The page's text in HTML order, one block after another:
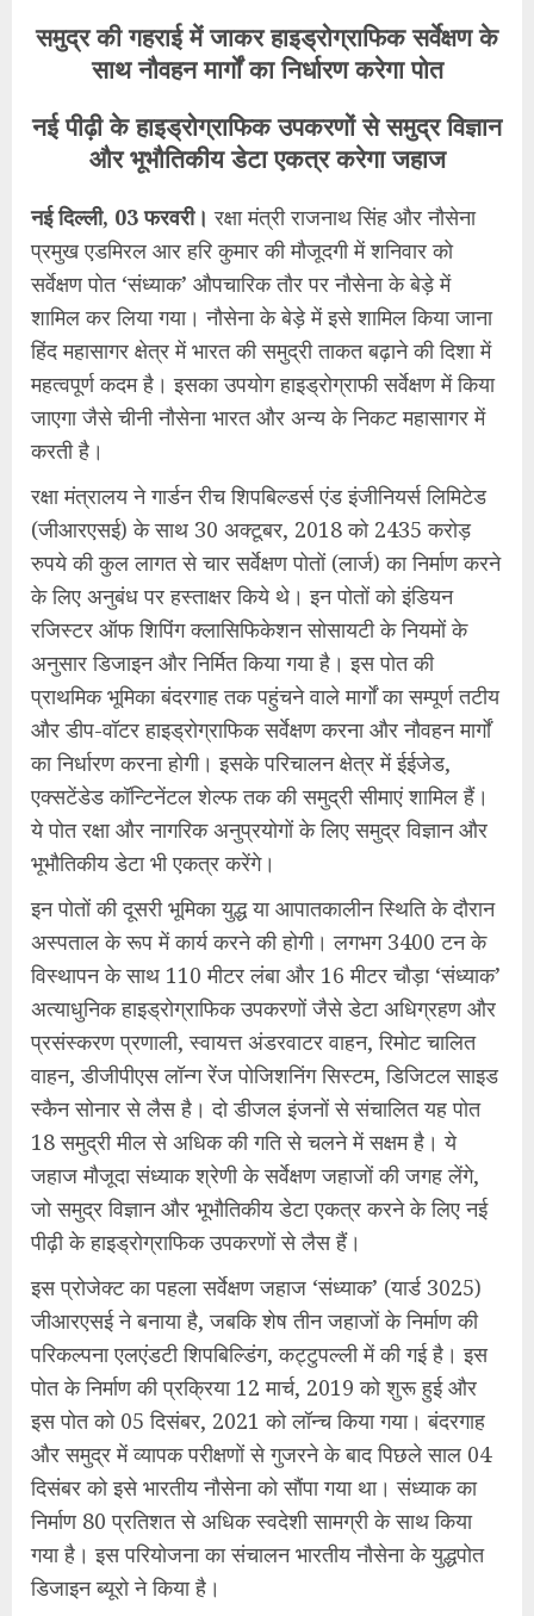
समुद्र की गहराई में जाकर हाइड्रोग्राफिक सर्वेक्षण के
साथ नौवहन मार्गों का निर्धारण करेगा पोत
नई पीढ़ी के हाइड्रोग्राफिक उपकरणों से समुद्र विज्ञान
और भूभौतिकीय डेटा एकत्र करेगा जहाज
नई दिल्ली, 03 फरवरी। रक्षा मंत्री राजनाथ सिंह और नौसेना
प्रमुख एडमिरल आर हरि कुमार की मौजूदगी में शनिवार को
सर्वेक्षण पोत ‘संध्याक’ औपचारिक तौर पर नौसेना के बेड़े में
शामिल कर लिया गया। नौसेना के बेड़े में इसे शामिल किया जाना
हिंद महासागर क्षेत्र में भारत की समुद्री ताकत बढ़ाने की दिशा में
महत्वपूर्ण कदम है। इसका उपयोग हाइड्रोग्राफी सर्वेक्षण में किया
जाएगा जैसे चीनी नौसेना भारत और अन्य के निकट महासागर में
करती है।
रक्षा मंत्रालय ने गार्डन रीच शिपबिल्डर्स एंड इंजीनियर्स लिमिटेड
(जीआरएसई) के साथ 30 अक्टूबर, 2018 को 2435 करोड़
रुपये की कुल लागत से चार सर्वेक्षण पोतों (लार्ज) का निर्माण करने
के लिए अनुबंध पर हस्ताक्षर किये थे। इन पोतों को इंडियन
रजिस्टर ऑफ शिपिंग क्लासिफिकेशन सोसायटी के नियमों के
अनुसार डिजाइन और निर्मित किया गया है। इस पोत की
प्राथमिक भूमिका बंदरगाह तक पहुंचने वाले मार्गों का सम्पूर्ण तटीय
और डीप-वॉटर हाइड्रोग्राफिक सर्वेक्षण करना और नौवहन मार्गों
का निर्धारण करना होगी। इसके परिचालन क्षेत्र में ईईजेड,
एक्सटेंडेड कॉन्टिनेंटल शेल्फ तक की समुद्री सीमाएं शामिल हैं।
ये पोत रक्षा और नागरिक अनुप्रयोगों के लिए समुद्र विज्ञान और
भूभौतिकीय डेटा भी एकत्र करेंगे।
इन पोतों की दूसरी भूमिका युद्ध या आपातकालीन स्थिति के दौरान
अस्पताल के रूप में कार्य करने की होगी। लगभग 3400 टन के
विस्थापन के साथ 110 मीटर लंबा और 16 मीटर चौड़ा ‘संध्याक’
अत्याधुनिक हाइड्रोग्राफिक उपकरणों जैसे डेटा अधिग्रहण और
प्रसंस्करण प्रणाली, स्वायत्त अंडरवाटर वाहन, रिमोट चालित
वाहन, डीजीपीएस लॉन्ग रेंज पोजिशनिंग सिस्टम, डिजिटल साइड
स्कैन सोनार से लैस है। दो डीजल इंजनों से संचालित यह पोत
18 समुद्री मील से अधिक की गति से चलने में सक्षम है। ये
जहाज मौजूदा संध्याक श्रेणी के सर्वेक्षण जहाजों की जगह लेंगे,
जो समुद्र विज्ञान और भूभौतिकीय डेटा एकत्र करने के लिए नई
पीढ़ी के हाइड्रोग्राफिक उपकरणों से लैस हैं।
इस प्रोजेक्ट का पहला सर्वेक्षण जहाज ‘संध्याक’ (यार्ड 3025)
जीआरएसई ने बनाया है, जबकि शेष तीन जहाजों के निर्माण की
परिकल्पना एलएंडटी शिपबिल्डिंग, कट्टुपल्ली में की गई है। इस
पोत के निर्माण की प्रक्रिया 12 मार्च, 2019 को शुरू हुई और
इस पोत को 05 दिसंबर, 2021 को लॉन्च किया गया। बंदरगाह
और समुद्र में व्यापक परीक्षणों से गुजरने के बाद पिछले साल 04
दिसंबर को इसे भारतीय नौसेना को सौंपा गया था। संध्याक का
निर्माण 80 प्रतिशत से अधिक स्वदेशी सामग्री के साथ किया
गया है। इस परियोजना का संचालन भारतीय नौसेना के युद्धपोत
डिजाइन ब्यूरो ने किया है।